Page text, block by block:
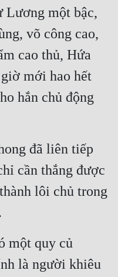
Lương một bậc,
võ công cao,
cao thủ, Hứa
mới hao hết
hắn chủ động
đã liên tiếp
cần thắng được
lôi chủ trong
một quy củ
là người khiêu